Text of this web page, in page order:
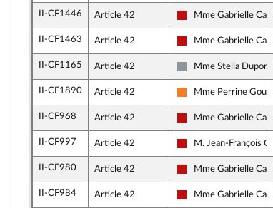
II-CF1446 Article 42
La France insoumise
Mme Gabrielle
II-CF1463 Article 42
La France insoumise
Mme Gabrielle
II-CF1165 Article 42
Non inscrit
Mme Stella Dupont
II-CF1890 Article 42
Les Démocrates
Mme Perrine
II-CF968 Article 42
La France insoumise
Mme Gabrielle
II-CF997 Article 42
La France insoumise
M. Jean-François
II-CF980 Article 42
La France insoumise
Mme Gabrielle
II-CF984 Article 42
La France insoumise
Mme Gabrielle